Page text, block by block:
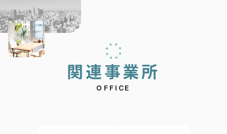
関連事業所
OFFICE